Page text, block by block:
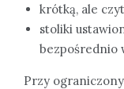
krótką, ale
stoliki
bezpośrednio
Przy